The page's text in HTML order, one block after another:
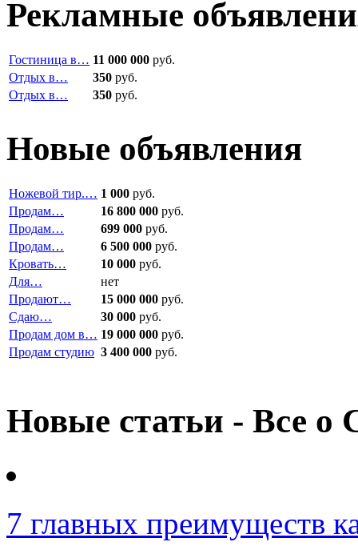
Рекламные
Гостиница в… 11 000 000 руб.
Отдых в…
350 руб.
Отдых в…
350 руб.
Новые объявления
Ножевой тир.… 1 000 руб.
Продам…
16 800 000 руб.
Продам…
699 000 руб.
Продам…
6 500 000 руб.
Кровать…
10 000 руб.
Для…
нет
Продают…
15 000 000 руб.
Сдаю…
30 000 руб.
Продам дом в… 19 000 000 руб.
Продам студию 3 400 000 руб.
Новые статьи - Все о
7 главных преимуществ